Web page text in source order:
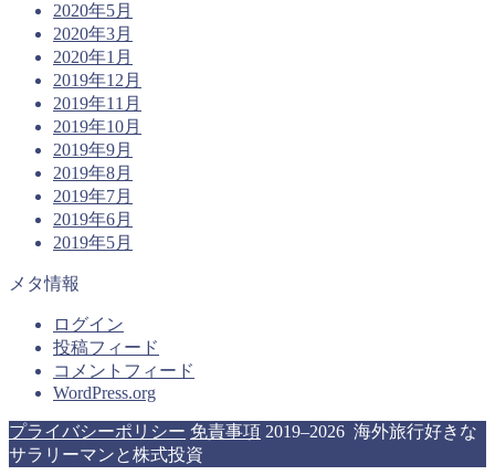
2020年5月
2020年3月
2020年1月
2019年12月
2019年11月
2019年10月
2019年9月
2019年8月
2019年7月
2019年6月
2019年5月
メタ情報
ログイン
投稿フィード
コメントフィード
WordPress.org
プライバシーポリシー 免責事項 2019–2026 海外旅行好きな
サラリーマンと株式投資